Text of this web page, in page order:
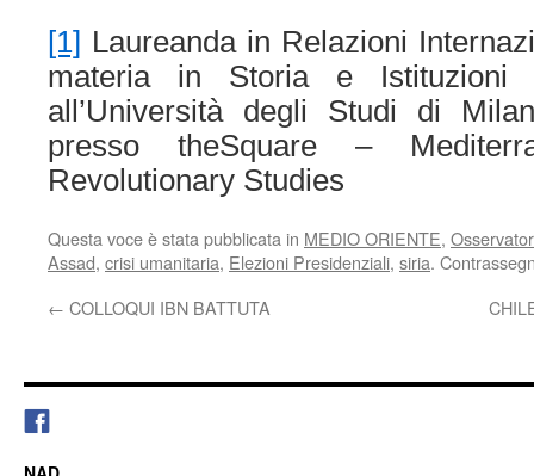
[1] Laureanda in Relazioni
materia in Storia e Istituzioni
all’Università degli Studi di
presso theSquare –
Revolutionary Studies
Questa voce è stata pubblicata in MEDIO ORIENTE,
Assad, crisi umanitaria, Elezioni Presidenziali, siria.
← COLLOQUI IBN BATTUTA